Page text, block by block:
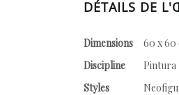
DÉTAILS DE
Dimensions
60 x 60
Discipline
Pintura
Styles